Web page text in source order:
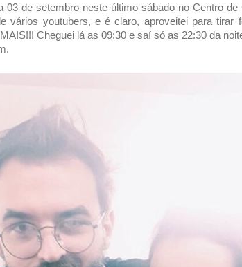
03 de setembro neste último sábado no Centro
vários youtubers, e é claro, aproveitei para tirar
Cheguei lá as 09:30 e saí só as 22:30 da